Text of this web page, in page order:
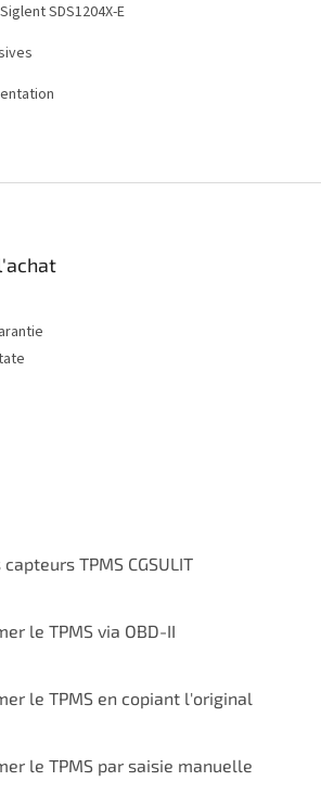
SDS1204X-E
TPMS CGSULIT
le TPMS via OBD-II
le TPMS en copiant l'original
le TPMS par saisie manuelle